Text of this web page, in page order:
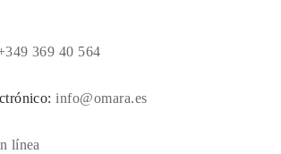
369 40 564
info@omara.es
línea